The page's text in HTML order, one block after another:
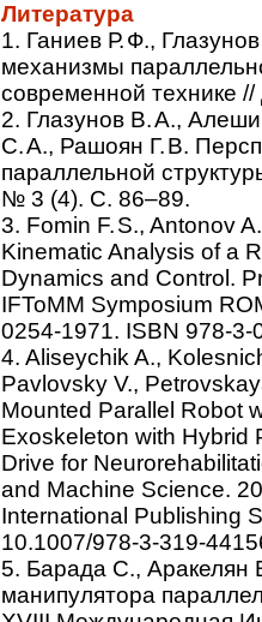
Литература
1. Ганиев Р. Ф.,
механизмы
современной технике
2. Глазунов В. А.,
С. А., Рашоян Г. В.
параллельной
№ 3 (4). С. 86–89.
3. Fomin F. S., Antonov
Kinematic Analysis of a
Dynamics and Control.
IFToMM Symposium
0254-1971. ISBN 978-3-
4. Aliseychik A.,
Pavlovsky V.,
Mounted Parallel Robot
Exoskeleton with Hybrid
Drive for
and Machine Science.
International Publishing
10.1007/978-3-319-
5. Барада С., Аракелян
манипулятора